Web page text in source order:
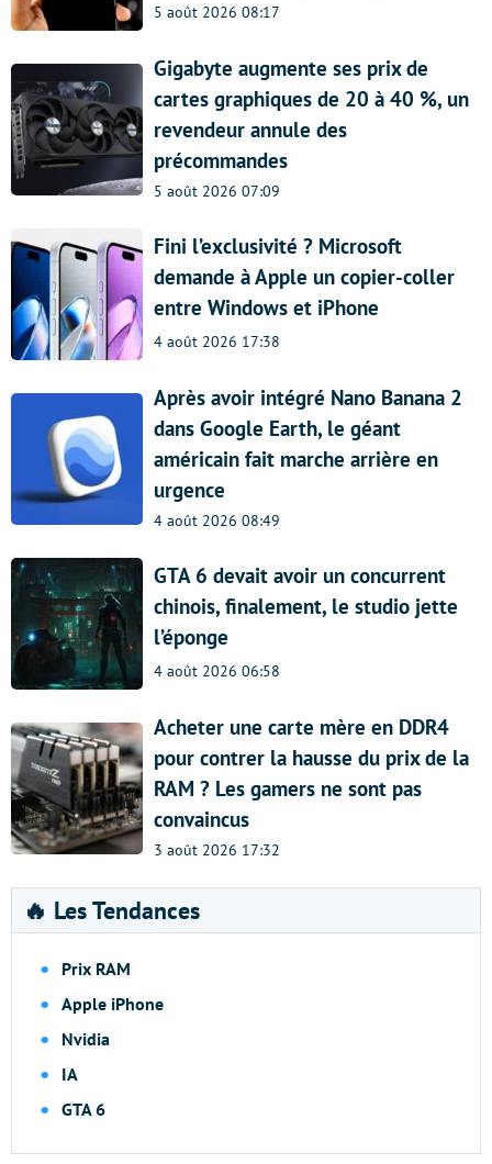
5 août 2026 08:17
Gigabyte augmente ses prix de
cartes graphiques de 20 à 40 %, un
revendeur annule des
précommandes
5 août 2026 07:09
Fini l’exclusivité ? Microsoft
demande à Apple un copier-coller
entre Windows et iPhone
4 août 2026 17:38
Après avoir intégré Nano Banana 2
dans Google Earth, le géant
américain fait marche arrière en
urgence
4 août 2026 08:49
GTA 6 devait avoir un concurrent
chinois, finalement, le studio jette
l’éponge
4 août 2026 06:58
Acheter une carte mère en DDR4
pour contrer la hausse du prix de la
RAM ? Les gamers ne sont pas
convaincus
3 août 2026 17:32
🔥 Les Tendances
Prix RAM
Apple iPhone
Nvidia
IA
GTA 6